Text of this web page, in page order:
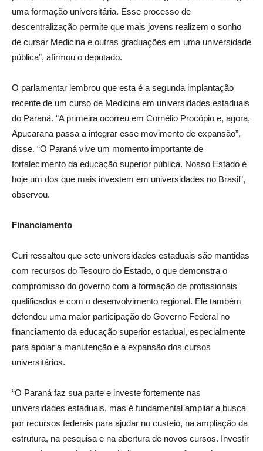
uma formação universitária. Esse processo de
descentralização permite que mais jovens realizem o sonho
de cursar Medicina e outras graduações em uma universidade
pública”, afirmou o deputado.
O parlamentar lembrou que esta é a segunda implantação
recente de um curso de Medicina em universidades estaduais
do Paraná. “A primeira ocorreu em Cornélio Procópio e, agora,
Apucarana passa a integrar esse movimento de expansão”,
disse. “O Paraná vive um momento importante de
fortalecimento da educação superior pública. Nosso Estado é
hoje um dos que mais investem em universidades no Brasil”,
observou.
Financiamento
Curi ressaltou que sete universidades estaduais são mantidas
com recursos do Tesouro do Estado, o que demonstra o
compromisso do governo com a formação de profissionais
qualificados e com o desenvolvimento regional. Ele também
defendeu uma maior participação do Governo Federal no
financiamento da educação superior estadual, especialmente
para apoiar a manutenção e a expansão dos cursos
universitários.
“O Paraná faz sua parte e investe fortemente nas
universidades estaduais, mas é fundamental ampliar a busca
por recursos federais para ajudar no custeio, na ampliação da
estrutura, na pesquisa e na abertura de novos cursos. Investir